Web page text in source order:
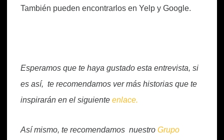
También pueden encontrarlos en Yelp y Google.
Esperamos que te haya gustado esta entrevista, si
es así, te recomendamos ver más historias que te
inspirarán en el siguiente enlace.
Así mismo, te recomendamos nuestro Grupo